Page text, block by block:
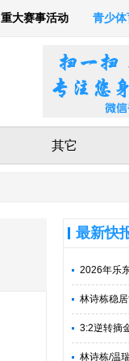
重大赛事活动 青少体
其它
最新快
2026年乐
月8日开打
林诗栋稳
贯
3:2逆转摘
林诗栋/温